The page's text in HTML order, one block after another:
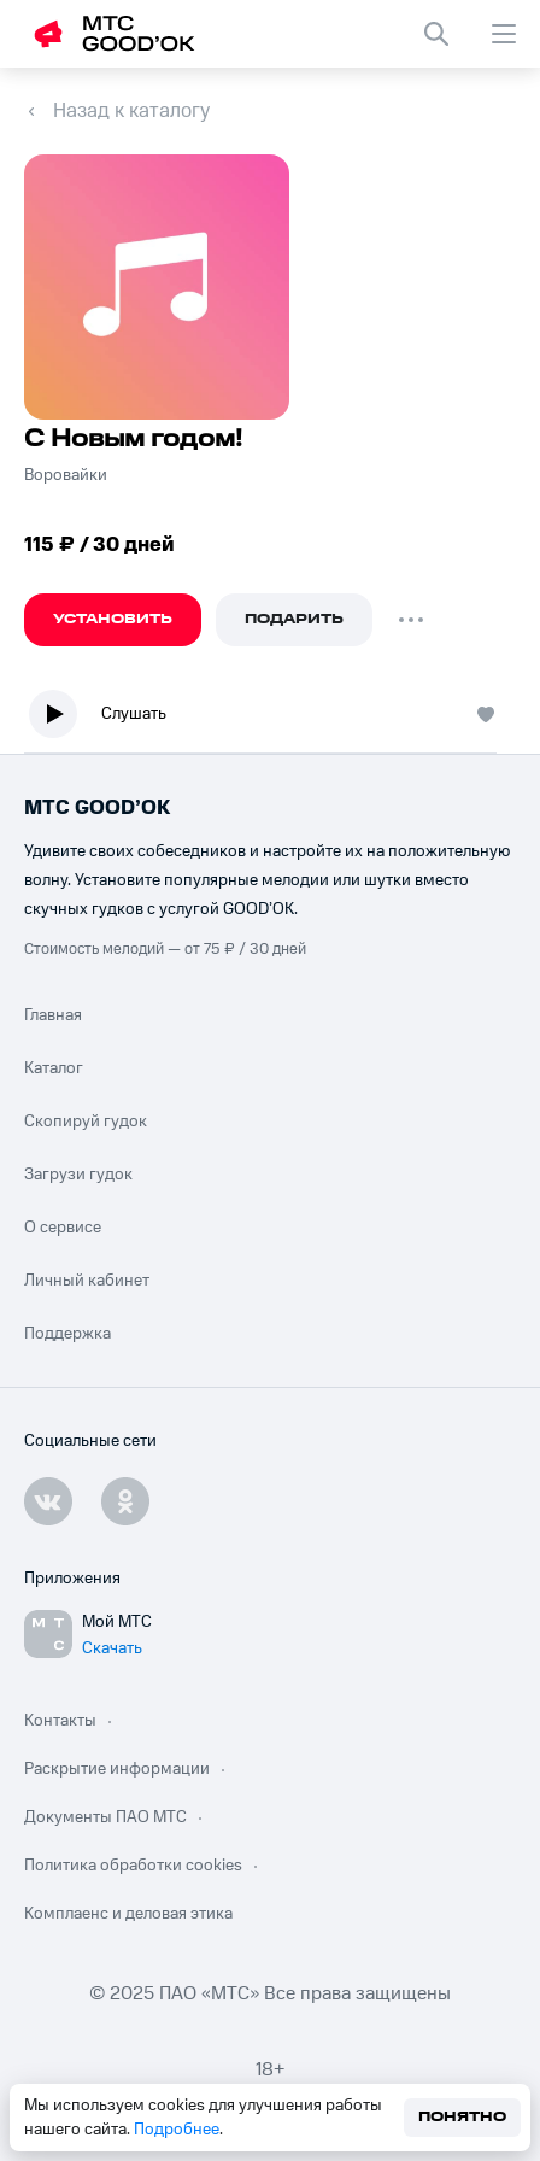
Назад к каталогу
С Новым годом!
Воровайки
115 ₽ / 30 дней
УСТАНОВИТЬ ПОДАРИТЬ
Слушать
Мы используем cookies для улучшения работы
нашего сайта. Подробнее.
ПОНЯТНО
МТС GOOD’OK
Удивите своих собеседников и настройте их на положительную
волну. Установите популярные мелодии или шутки вместо
скучных гудков с услугой GOOD’OK.
Стоимость мелодий — от 75 ₽ / 30 дней
Главная
Каталог
Скопируй гудок
Загрузи гудок
О сервисе
Личный кабинет
Поддержка
Социальные сети
Приложения
Мой МТС
Скачать
Контакты
Раскрытие информации
Документы ПАО МТС
Политика обработки cookies
Комплаенс и деловая этика
© 2025 ПАО «МТС» Все права защищены
18+